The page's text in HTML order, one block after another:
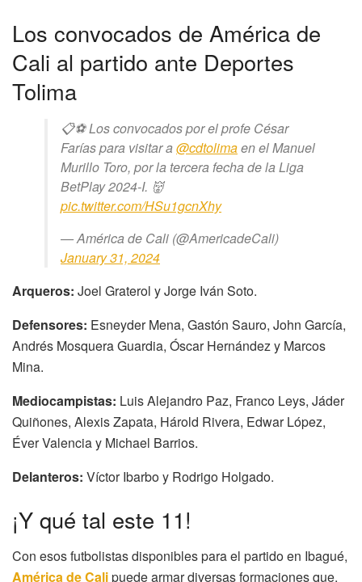
Los convocados de América de
Cali al partido ante Deportes
Tolima
📋⚽ Los convocados por el profe César
Farías para visitar a@cdtolimaen el Manuel
Murillo Toro, por la tercera fecha de la Liga
BetPlay 2024-I. 👹
pic.twitter.com/HSu1gcnXhy
— América de Cali (@AmericadeCali)
January 31, 2024
Arqueros: Joel Graterol y Jorge Iván Soto.
Defensores: Esneyder Mena, Gastón Sauro, John García,
Andrés Mosquera Guardia, Óscar Hernández y Marcos
Mina.
Mediocampistas: Luis Alejandro Paz, Franco Leys, Jáder
Quiñones, Alexis Zapata, Hárold Rivera, Edwar López,
Éver Valencia y Michael Barrios.
Delanteros: Víctor Ibarbo y Rodrigo Holgado.
¡Y qué tal este 11!
Con esos futbolistas disponibles para el partido en Ibagué,
América de Calipuede armar diversas formaciones que,